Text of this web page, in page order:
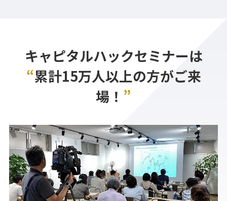
キャピタルハックセミナーは
“累計15万人以上の方がご来
場！ ”